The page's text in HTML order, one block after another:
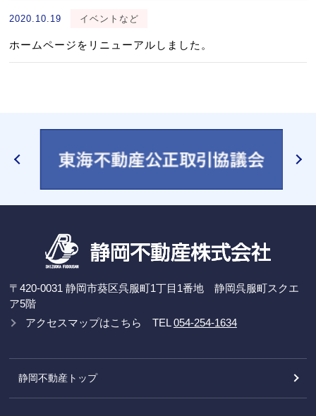
2020.10.19 イベントなど
ホームページをリニューアルしました。
〒420-0031 静岡市葵区呉服町1丁目1番地 静岡呉服町スクエ
ア5階
アクセスマップはこちら
TEL054-254-1634
静岡不動産トップ